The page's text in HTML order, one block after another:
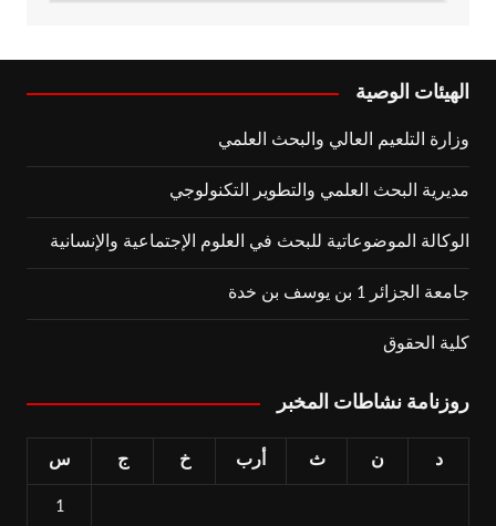
الهيئات الوصية
وزارة التلعيم العالي والبحث العلمي
مديرية البحث العلمي والتطوير التكنولوجي
الوكالة الموضوعاتية للبحث في العلوم الإجتماعية والإنسانية
جامعة الجزائر 1 بن يوسف بن خدة
كلية الحقوق
روزنامة نشاطات المخبر
د ن ث أرب خ ج س
1